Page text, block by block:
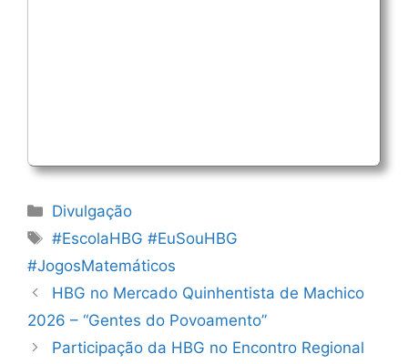
Categorias
Divulgação
Etiquetas
#EscolaHBG #EuSouHBG
#JogosMatemáticos
Navegação
de
HBG no Mercado Quinhentista de Machico
2026 – “Gentes do Povoamento”
Participação da HBG no Encontro Regional